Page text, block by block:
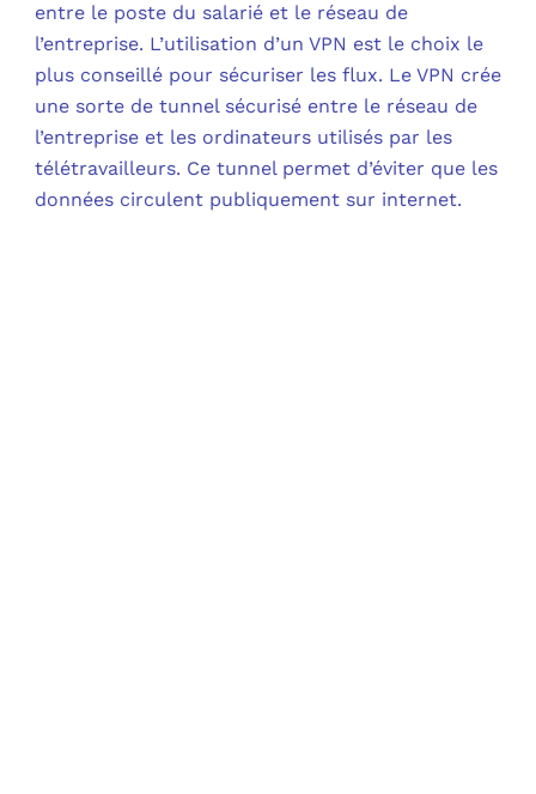
entre le poste du salarié et le réseau de
l’entreprise. L’utilisation d’un VPN est le choix le
plus conseillé pour sécuriser les flux. Le VPN crée
une sorte de tunnel sécurisé entre le réseau de
l’entreprise et les ordinateurs utilisés par les
télétravailleurs. Ce tunnel permet d’éviter que les
données circulent publiquement sur internet.